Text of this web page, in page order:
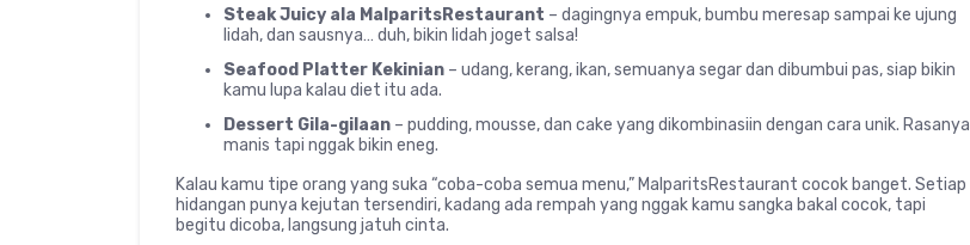
Steak Juicy ala MalparitsRestaurant – dagingnya empuk, bumbu meresap sampai ke ujung
lidah, dan sausnya… duh, bikin lidah joget salsa!
Seafood Platter Kekinian – udang, kerang, ikan, semuanya segar dan dibumbui pas, siap bikin
kamu lupa kalau diet itu ada.
Dessert Gila-gilaan – pudding, mousse, dan cake yang dikombinasiin dengan cara unik. Rasanya
manis tapi nggak bikin eneg.
Kalau kamu tipe orang yang suka “coba-coba semua menu,” MalparitsRestaurant cocok banget. Setiap
hidangan punya kejutan tersendiri, kadang ada rempah yang nggak kamu sangka bakal cocok, tapi
begitu dicoba, langsung jatuh cinta.